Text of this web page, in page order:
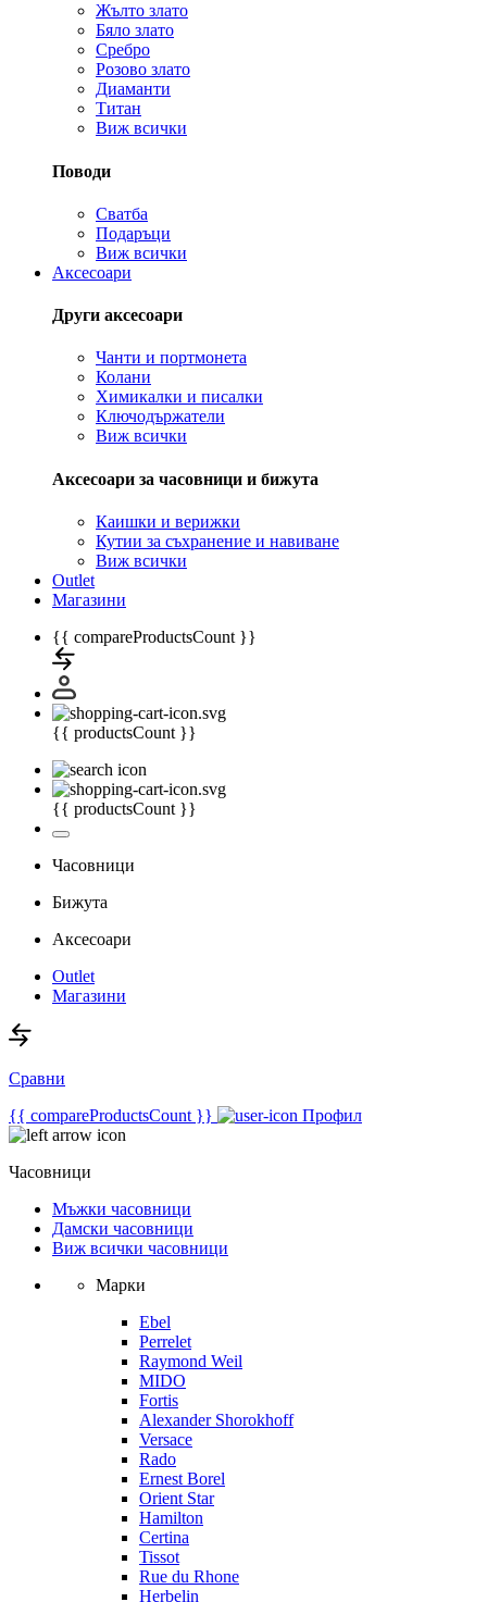
Жълто злато
Бяло злато
Сребро
Розово злато
Диаманти
Титан
Виж всички
Поводи
Сватба
Подаръци
Виж всички
Аксесоари
Други аксесоари
Чанти и портмонета
Колани
Химикалки и писалки
Ключодържатели
Виж всички
Аксесоари за часовници и бижута
Каишки и верижки
Кутии за съхранение и навиване
Виж всички
Outlet
Магазини
{{ compareProductsCount }}
{{ productsCount }}
{{ productsCount }}
Часовници
Бижута
Аксесоари
Outlet
Магазини
Сравни
{{ compareProductsCount }}
Профил
Часовници
Мъжки часовници
Дамски часовници
Виж всички часовници
Марки
Ebel
Perrelet
Raymond Weil
MIDO
Fortis
Alexander Shorokhoff
Versace
Rado
Ernest Borel
Orient Star
Hamilton
Certina
Tissot
Rue du Rhone
Herbelin